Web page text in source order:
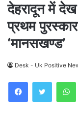
देहरादून में
प्रथम
‘मानसखण्ड’
Desk - Uk Positive